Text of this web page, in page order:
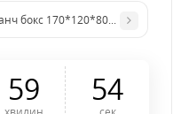
серце. DS
бокс 170*120*80 Квіти. DS
59 54